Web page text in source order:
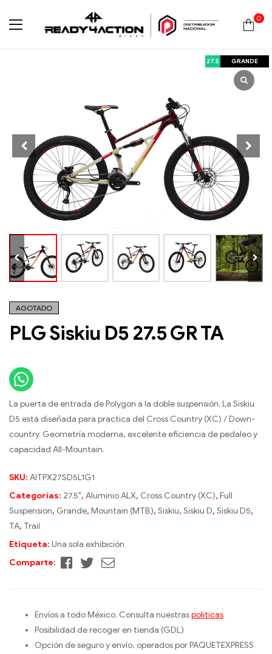
0
27.5 GRANDE
AGOTADO
PLG Siskiu D5 27.5 GR TA
La puerta de entrada de Polygon a la doble suspensión. La Siskiu
D5 está diseñada para practica del Cross Country (XC) / Down-
country. Geometría moderna, excelente eficiencia de pedaleo y
capacidad All-Mountain.
SKU: AITPX27SD5L1G1
Categorías: 27.5", Aluminio ALX, Cross Country (XC), Full
Suspension, Grande, Mountain (MTB), Siskiu, Siskiu D, Siskiu D5,
TA, Trail
Etiqueta: Una sola exhibición
Comparte:
Facebook
TwitterCorreo
Envíos a todo México. Consulta nuestraspoliticas
Posibilidad de recoger en tienda (GDL)
Opción de seguro y envío, operados por PAQUETEXPRESS